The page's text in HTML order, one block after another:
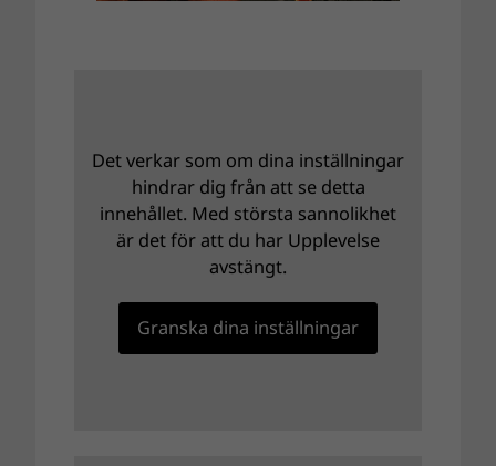
Det verkar som om dina inställningar
hindrar dig från att se detta
innehållet. Med största sannolikhet
är det för att du har Upplevelse
avstängt.
Granska dina inställningar